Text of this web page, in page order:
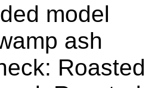
model
ash
Roasted